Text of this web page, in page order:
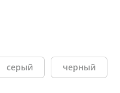
серый черный